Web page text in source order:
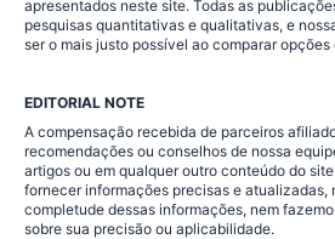
apresentados neste site. Todas as
pesquisas quantitativas e qualitativas, e
ser o mais justo possível ao comparar
EDITORIAL NOTE
A compensação recebida de parceiros
recomendações ou conselhos de nossa
artigos ou em qualquer outro conteúdo do
fornecer informações precisas e atualizadas,
completude dessas informações, nem
sobre sua precisão ou aplicabilidade.